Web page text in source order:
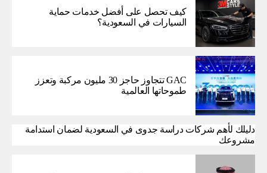
كيف تحصل على أفضل خدمات حماية
السيارات في السعودية؟
GAC تتجاوز حاجز 30 مليون مركبة وتعزز
طموحاتها العالمية
دليلك لأهم شركات دراسة جدوى في السعودية لضمان استدامة
مشروعك